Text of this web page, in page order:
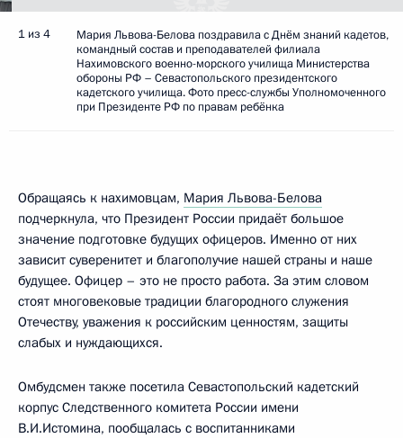
1 из 4
Мария Львова-Белова поздравила с Днём знаний кадетов,
командный состав и преподавателей филиала
Нахимовского военно-морского училища Министерства
обороны РФ – Севастопольского президентского
кадетского училища. Фото пресс-службы Уполномоченного
при Президенте РФ по правам ребёнка
Обращаясь к нахимовцам, Мария Львова-Белова
подчеркнула, что Президент России придаёт большое
значение подготовке будущих офицеров. Именно от них
зависит суверенитет и благополучие нашей страны и наше
будущее. Офицер – это не просто работа. За этим словом
стоят многовековые традиции благородного служения
Отечеству, уважения к российским ценностям, защиты
слабых и нуждающихся.
Омбудсмен также посетила Севастопольский кадетский
корпус Следственного комитета России имени
В.И.Истомина, пообщалась с воспитанниками